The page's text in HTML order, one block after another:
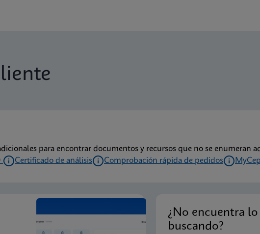
para encontrar documentos y recursos que no se enumeran
Certificado de análisis Comprobación rápida de pedidos
¿No encuentra
buscando?